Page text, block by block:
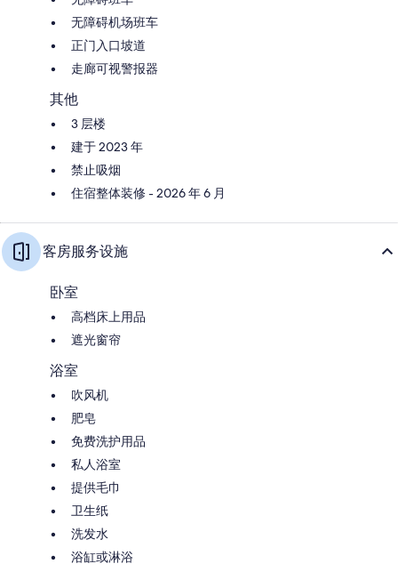
无障碍机场班车
正门入口坡道
走廊可视警报器
其他
3 层楼
建于 2023 年
禁止吸烟
住宿整体装修 - 2026 年 6 月
客房服务设施
卧室
高档床上用品
遮光窗帘
浴室
吹风机
肥皂
免费洗护用品
私人浴室
提供毛巾
卫生纸
洗发水
浴缸或淋浴